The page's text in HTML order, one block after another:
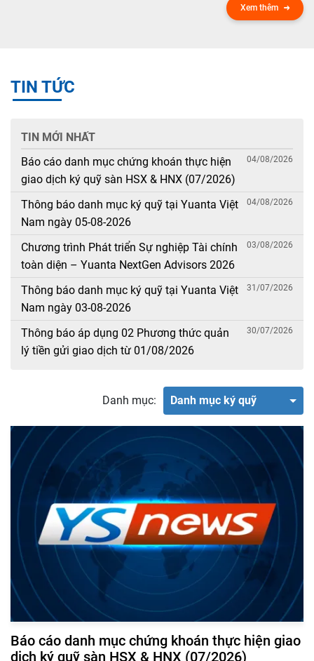
Xem thêm
TIN TỨC
TIN MỚI NHẤT
Báo cáo danh mục chứng khoán thực hiện
giao dịch ký quỹ sàn HSX & HNX (07/2026)
04/08/2026
Thông báo danh mục ký quỹ tại Yuanta Việt
Nam ngày 05-08-2026
04/08/2026
Chương trình Phát triển Sự nghiệp Tài chính
toàn diện – Yuanta NextGen Advisors 2026
03/08/2026
Thông báo danh mục ký quỹ tại Yuanta Việt
Nam ngày 03-08-2026
31/07/2026
Thông báo áp dụng 02 Phương thức quản
lý tiền gửi giao dịch từ 01/08/2026
30/07/2026
Danh mục: Danh mục ký quỹ
Báo cáo danh mục chứng khoán thực hiện giao
dịch ký quỹ sàn HSX & HNX (07/2026)